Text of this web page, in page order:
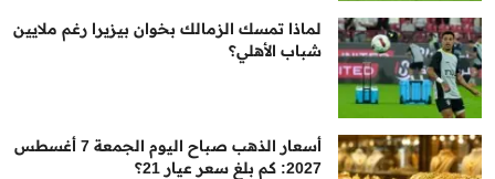
لماذا تمسك الزمالك بخوان بيزيرا رغم ملايين
شباب الأهلي؟
أسعار الذهب صباح اليوم الجمعة 7 أغسطس
2027: كم بلغ سعر عيار 21؟